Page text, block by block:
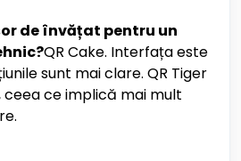
de învățat pentru un
QR Cake. Interfața este
sunt mai clare. QR Tiger
ce implică mai mult